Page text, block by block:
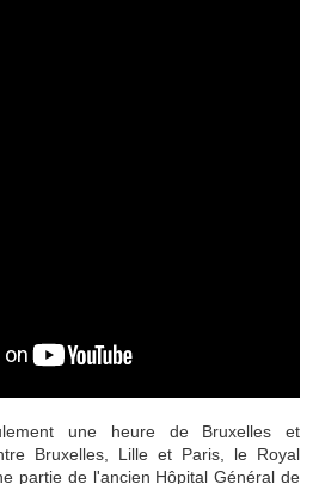
une heure de Bruxelles et
Bruxelles, Lille et Paris, le Royal
partie de l'ancien Hôpital Général de